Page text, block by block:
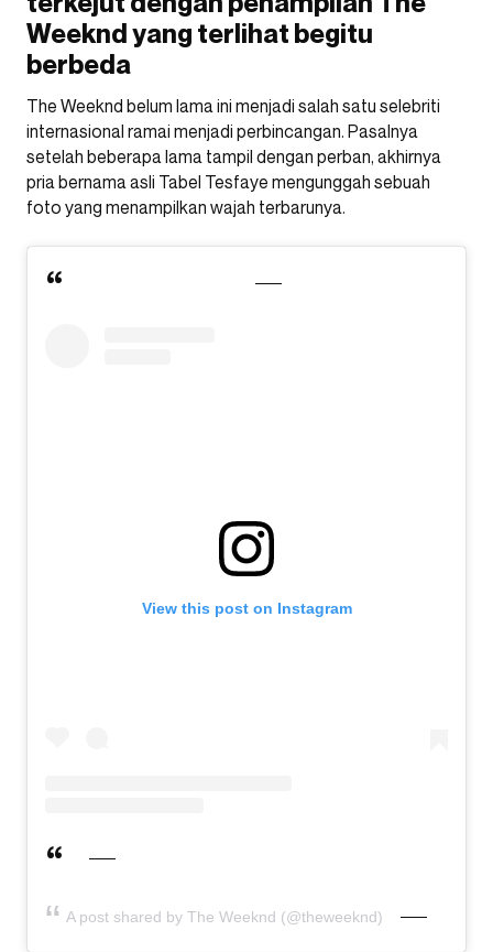
Weeknd yang terlihat begitu
berbeda
The Weeknd belum lama ini menjadi salah satu selebriti
internasional ramai menjadi perbincangan. Pasalnya
setelah beberapa lama tampil dengan perban, akhirnya
pria bernama asli Tabel Tesfaye mengunggah sebuah
foto yang menampilkan wajah terbarunya.
View this post on Instagram
A post shared by The Weeknd (@theweeknd)